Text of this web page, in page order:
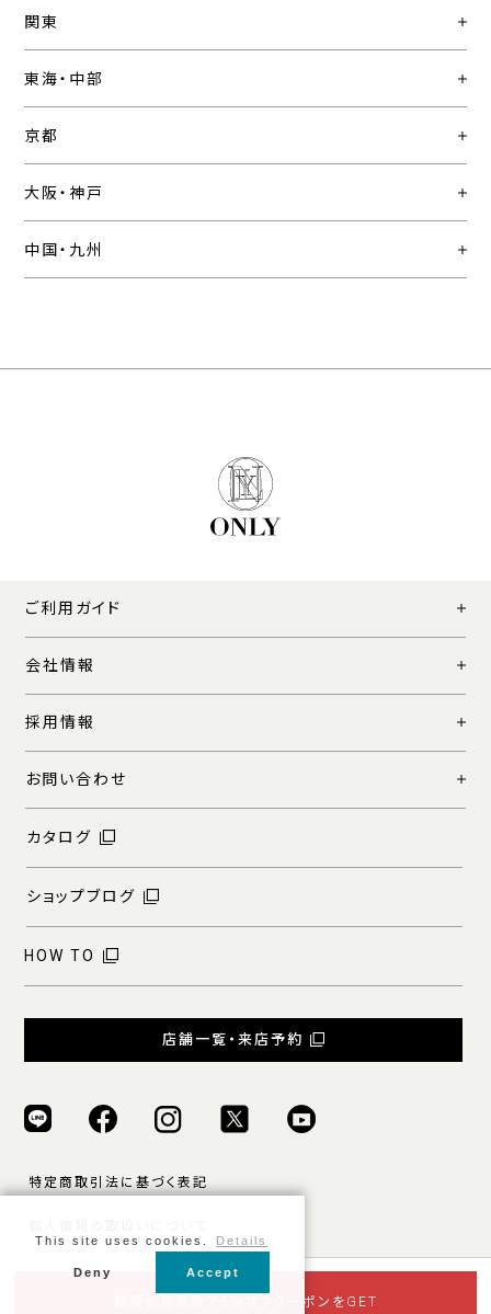
新規会員登録で5％オフクーポンをGET
関東
東海・中部
京都
大阪・神戸
中国・九州
ご利用ガイド
会社情報
採用情報
お問い合わせ
カタログ
ショップブログ
HOW TO
店舗一覧・来店予約
特定商取引法に基づく表記
ご利用規約
This site uses cookies. Details
Deny Accept